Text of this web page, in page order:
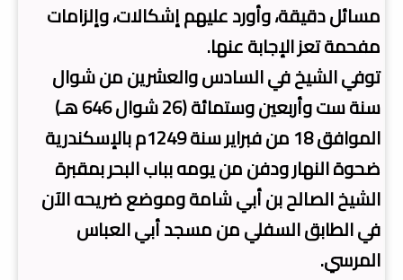
مسائل دقيقة، وأورد عليهم إشكالات، وإلزامات
مفحمة تعز الإجابة عنها.
توفي الشيخ في السادس والعشرين من شوال
سنة ست وأربعين وستمائة (26 شوال 646 هـ)
الموافق 18 من فبراير سنة 1249م بالإسكندرية
ضحوة النهار ودفن من يومه بباب البحر بمقبرة
الشيخ الصالح بن أبي شامة وموضع ضريحه الآن
في الطابق السفلي من مسجد أبي العباس
المرسي.